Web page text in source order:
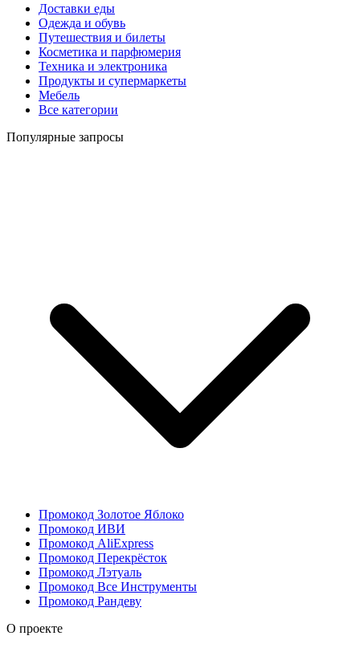
Доставки еды
Одежда и обувь
Путешествия и билеты
Косметика и парфюмерия
Техника и электроника
Продукты и супермаркеты
Мебель
Все категории
Популярные запросы
Промокод Золотое Яблоко
Промокод ИВИ
Промокод AliExpress
Промокод Перекрёсток
Промокод Лэтуаль
Промокод Все Инструменты
Промокод Рандеву
О проекте